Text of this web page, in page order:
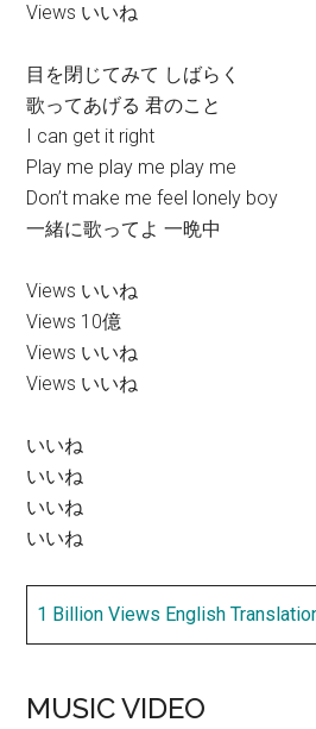
Views いいね
目を閉じてみて しばらく
歌ってあげる 君のこと
I can get it right
Play me play me play me
Don’t make me feel lonely boy
一緒に歌ってよ 一晩中
Views いいね
Views 10億
Views いいね
Views いいね
いいね
いいね
いいね
いいね
1 Billion Views English
MUSIC VIDEO